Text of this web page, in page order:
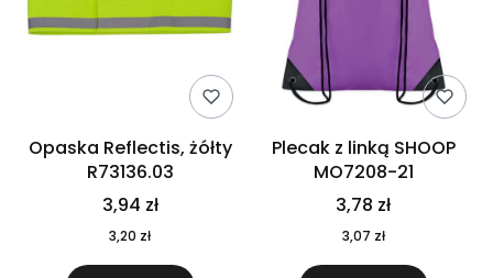
Opaska Reflectis, żółty
R73136.03
3,94 zł
3,20 zł
Plecak z linką SHOOP
MO7208-21
3,78 zł
3,07 zł